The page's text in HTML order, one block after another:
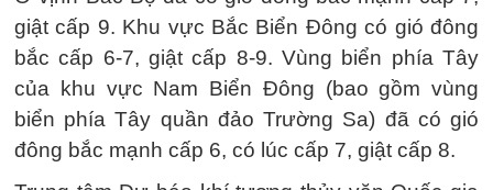
giật cấp 9. Khu vực Bắc Biển Đông có gió đông
bắc cấp 6-7, giật cấp 8-9. Vùng biển phía Tây
của khu vực Nam Biển Đông (bao gồm vùng
biển phía Tây quần đảo Trường Sa) đã có gió
đông bắc mạnh cấp 6, có lúc cấp 7, giật cấp 8.